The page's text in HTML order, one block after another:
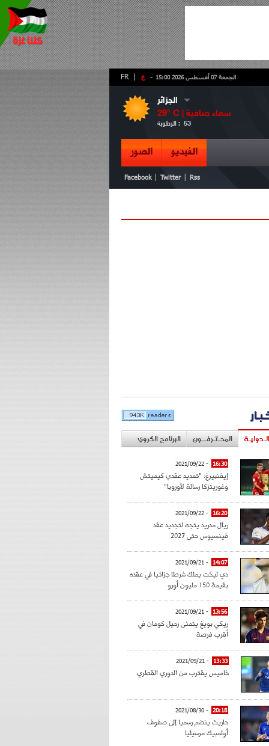
- ع FR الجمعة 07 أغسطس 2026 15:00
الجزائر
29° C | سماء صافية
الرطوبة : 53
الفيديو الصور
Facebook Twitter Rss
المحـتـرفــون البرنامج الكروي
16:30
- 2021/09/22
إيفنبيرغ: "تمديد عقدي كيميتش
وغوريتزكا رسالة لأوروبا"
16:20
- 2021/09/22
ريال مدريد يتجه لتجديد عقد
فينسيوس حتى 2027
14:07
- 2021/09/21
دي ليخت يملك شرطا جزائيا في عقده
بقيمة 150 مليون أورو
13:56
- 2021/09/21
ريكي بويغ يتمنى رحيل كومان في
أقرب فرصة
13:33
- 2021/09/21
خاميس يقترب من الدوري القطري
20:18
- 2021/08/30
حاريث ينضم رسميا إلى صفوف
أولمبيك مرسيليا